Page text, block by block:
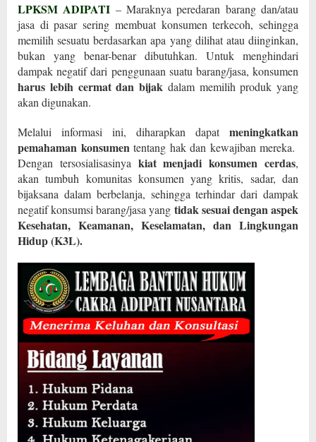
LPKSM ADIPATI – Maraknya peredaran barang dan/atau
jasa di pasar sering membuat konsumen terkecoh, sehingga
memilih sesuatu berdasarkan apa yang dilihat atau diinginkan,
bukan yang benar-benar dibutuhkan. Untuk menghindari
dampak negatif dari penggunaan suatu barang/jasa, konsumen
harus lebih cermat dan bijak dalam memilih produk yang
akan digunakan.
Melalui informasi ini, diharapkan dapat meningkatkan
pemahaman konsumen tentang hak dan kewajiban mereka.
Dengan tersosialisasinya kiat menjadi konsumen cerdas,
akan tumbuh komunitas konsumen yang kritis, sadar, dan
bijaksana dalam berbelanja, sehingga terhindar dari dampak
negatif konsumsi barang/jasa yang tidak sesuai dengan aspek
Kesehatan, Keamanan, Keselamatan, dan Lingkungan
Hidup (K3L).